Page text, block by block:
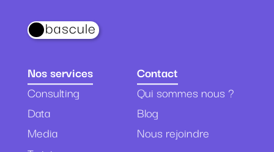
Nos services
Consulting
Data
Media
Contact
Qui sommes nous ?
Blog
Nous rejoindre
bascule